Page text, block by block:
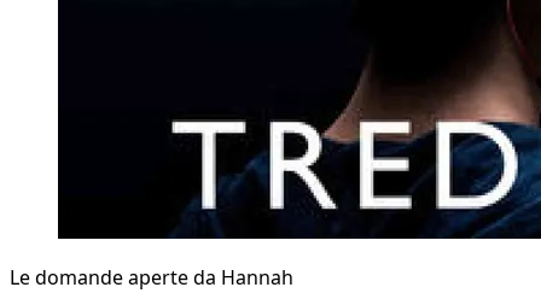
Le domande aperte da Hannah